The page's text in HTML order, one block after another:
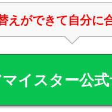
えができて自分に
イスター公